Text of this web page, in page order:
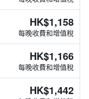
HK$1,158
每晚收費和增值稅
HK$1,166
每晚收費和增值稅
HK$1,442